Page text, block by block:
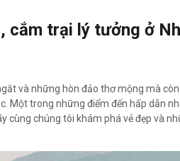
cắm trại lý tưởng ở
và những hòn đảo thơ mộng mà
Một trong những điểm đến hấp dẫn
cùng chúng tôi khám phá vẻ đẹp và